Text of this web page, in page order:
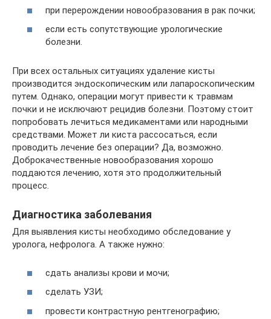
при перерождении новообразования в рак почки;
если есть сопутствующие урологические
болезни.
При всех остальных ситуациях удаление кисты
производится эндоскопическим или лапароскопическим
путем. Однако, операции могут привести к травмам
почки и не исключают рецидив болезни. Поэтому стоит
попробовать лечиться медикаментами или народными
средствами. Может ли киста рассосаться, если
проводить лечение без операции? Да, возможно.
Доброкачественные новообразования хорошо
поддаются лечению, хотя это продолжительный
процесс.
Диагностика заболевания
Для выявления кисты необходимо обследование у
уролога, нефролога. А также нужно:
сдать анализы крови и мочи;
сделать УЗИ;
провести контрастную рентгенографию;